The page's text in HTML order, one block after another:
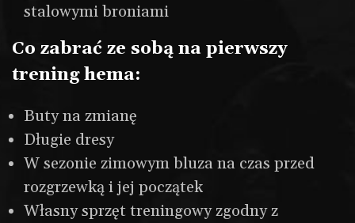
Wynajem sali
Wypożyczalnia
stalowymi broniami
Co zabrać ze sobą na pierwszy
trening hema:
Buty na zmianę
Długie dresy
W sezonie zimowym bluza na czas przed
rozgrzewką i jej początek
Własny sprzęt treningowy zgodny z